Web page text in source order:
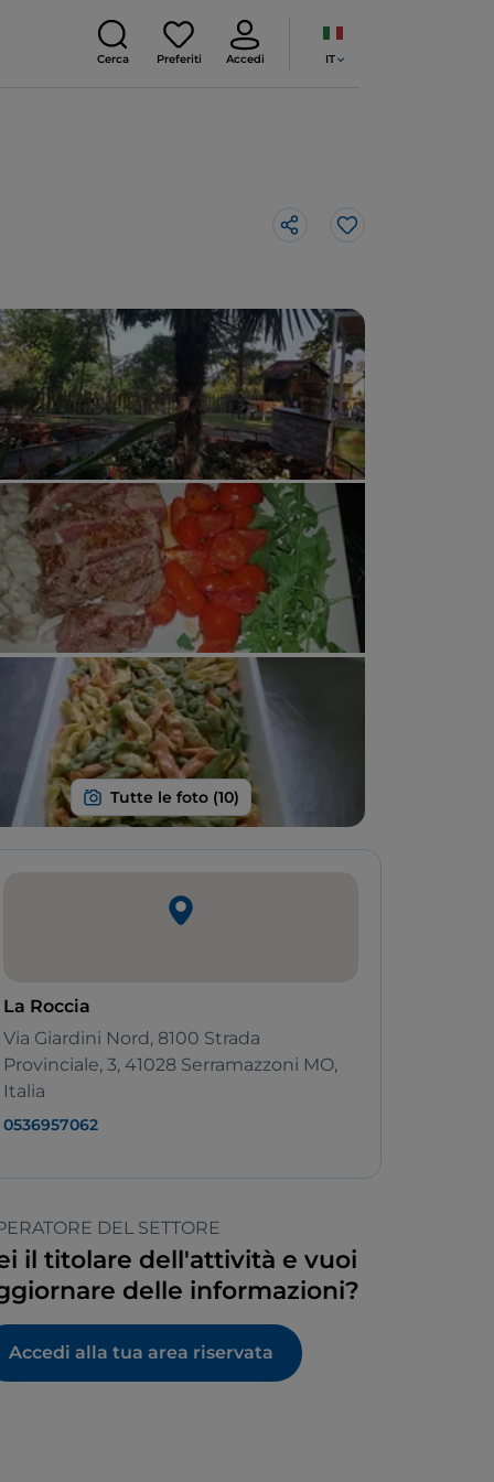
Cerca Preferiti Accedi IT
Like
La Roccia
Via Giardini Nord, 8100 Strada
Provinciale, 3, 41028 Serramazzoni MO,
Italia
0536957062
DEL SETTORE
il titolare dell'attività e vuoi
delle informazioni?
Accedi alla tua area riservata